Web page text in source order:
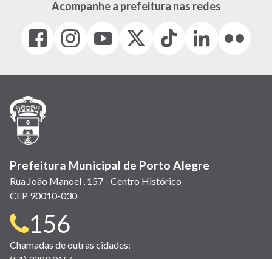
Acompanhe a prefeitura nas redes
Facebook
(link
em
janela)
Instagram
(link
em
(link
em
(Antigo
(link
Tiktok
(link
em
LinkedIn
(link
em
(link
em
Prefeitura Municipal de Porto Alegre
Rua João Manoel , 157 - Centro Histórico
CEP 90010-030
Telefone
para
156
Chamadas de outras cidades: